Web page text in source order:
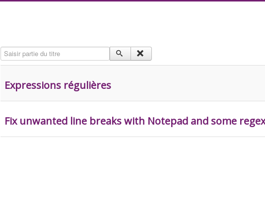
Saisir partie du titre
Expressions régulières
Fix unwanted line breaks with Notepad and some regex